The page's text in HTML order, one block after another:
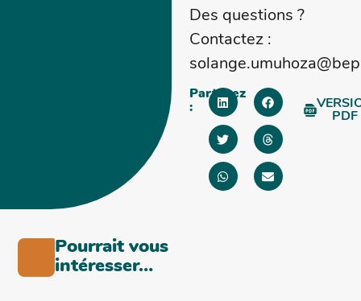
Des questions ?
Contactez :
Partagez
:
PDF
Pourrait vous
intéresser…